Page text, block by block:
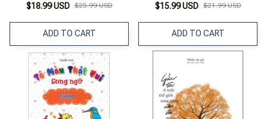
$18.99 USD $25.99 USD
ADD TO CART
$15.99 USD $21.99 USD
ADD TO CART